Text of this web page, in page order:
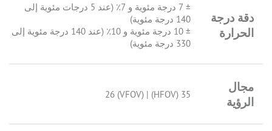
دقة درجة
الحرارة
± 7 درجة مئوية و 7٪ (عند 5 درجات مئوية إلى
140 درجة مئوية)
± 10 درجة مئوية و 10٪ (عند 140 درجة مئوية إلى
330 درجة مئوية)
مجال
الرؤية
35 (HFOV) | 26 (VFOV)